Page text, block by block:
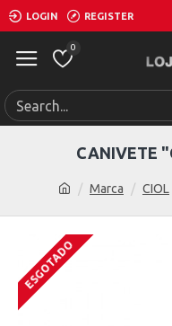
LOGIN REGISTER
0
Marca CIOL
CANIVETE
ESGOTADO